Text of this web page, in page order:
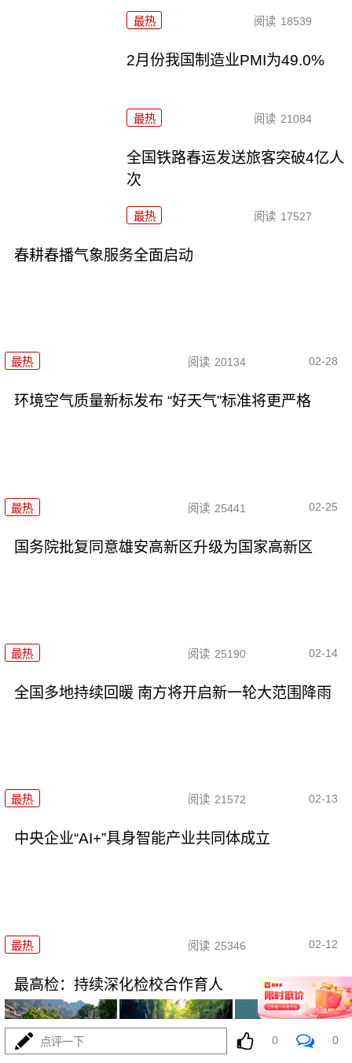
最热 阅读 18539
2月份我国制造业PMI为49.0%
最热 阅读 21084
全国铁路春运发送旅客突破4亿人
次
最热 阅读 17527
春耕春播气象服务全面启动
最热 阅读 20134 02-28
环境空气质量新标发布 “好天气”标准将更严格
最热 阅读 25441 02-25
国务院批复同意雄安高新区升级为国家高新区
最热 阅读 25190 02-14
全国多地持续回暖 南方将开启新一轮大范围降雨
最热 阅读 21572 02-13
中央企业“AI+”具身智能产业共同体成立
最热 阅读 25346 02-12
最高检：持续深化检校合作育人
点评一下 0 0